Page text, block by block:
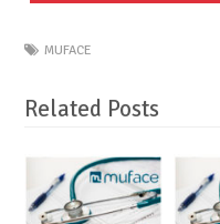
MUFACE
Related Posts